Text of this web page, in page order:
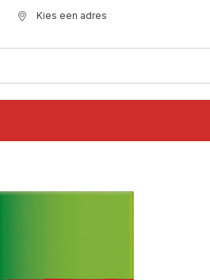
Kies een adres